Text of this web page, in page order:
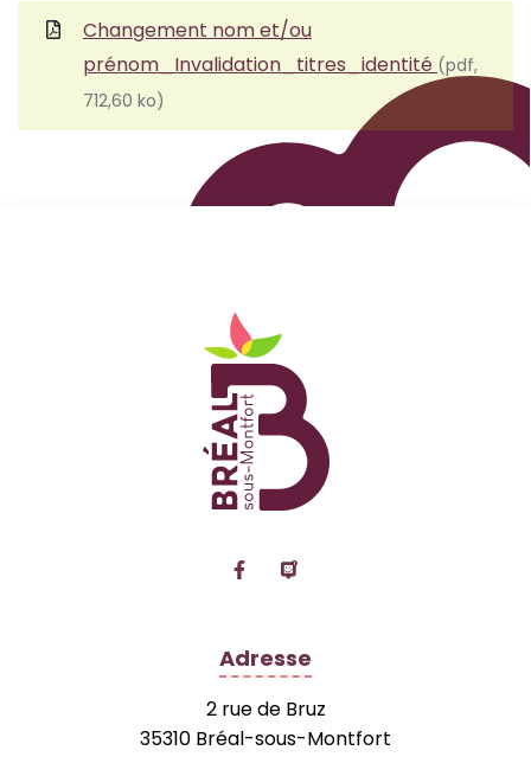
Changement nom et/ou
prénom_Invalidation_titres_identité (pdf,
712,60 ko)
Lien vers le compte Facebook
Lien vers la page
Adresse
2 rue de Bruz
35310 Bréal-sous-Montfort